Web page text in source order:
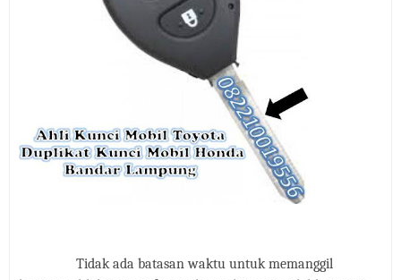
Tidak ada batasan waktu untuk memanggil